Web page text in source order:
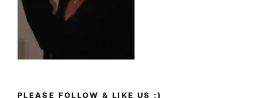
PLEASE FOLLOW & LIKE US :)